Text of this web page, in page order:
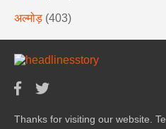
अल्मोड़ (403)
Thanks for visiting our website.